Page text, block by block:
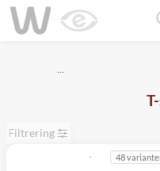
…
Filtrering
48
Mangler chatten?
Ret samtykke!